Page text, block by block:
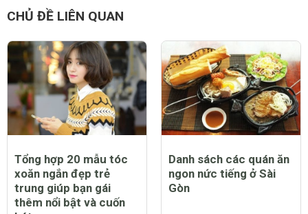
Sức khỏe tình dục và
tầm quan trọng bạn nên
CHỦ ĐỀ LIÊN QUAN